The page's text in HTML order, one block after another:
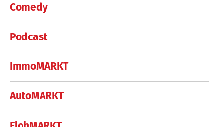
Comedy
Podcast
ImmoMARKT
AutoMARKT